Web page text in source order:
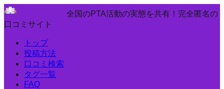
全国のPTA活動の実態を共有！完全匿名の
口コミサイト
トップ
投稿方法
口コミ検索
タグ一覧
FAQ